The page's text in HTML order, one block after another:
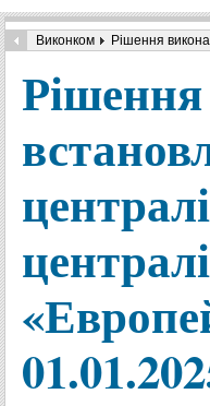
Виконком Рішення